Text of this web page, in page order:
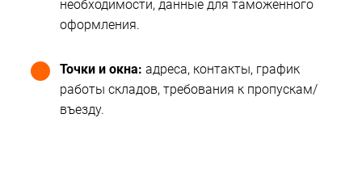
необходимости, данные для таможенного
оформления.
Точки и окна: адреса, контакты, график
работы складов, требования к пропускам/
въезду.